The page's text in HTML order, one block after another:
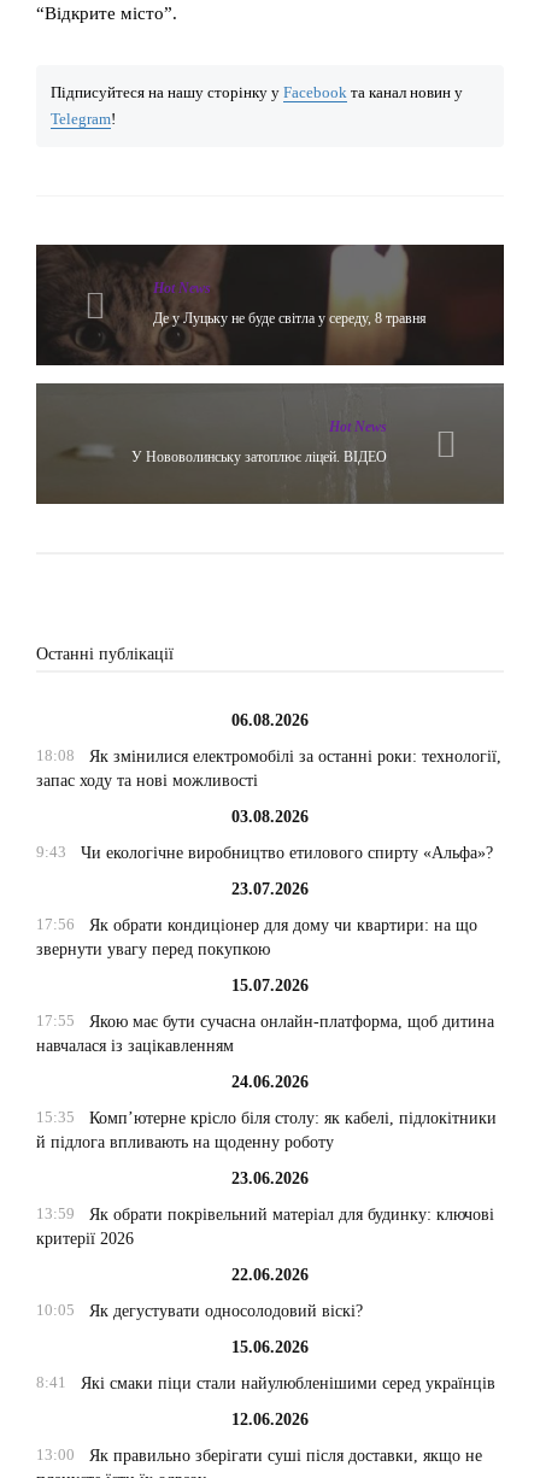
“Відкрите місто”.
Підписуйтеся на нашу сторінку у Facebook та канал новин у
Telegram!
Hot News
Де у Луцьку не буде світла у середу, 8 травня
Hot News
У Нововолинську затоплює ліцей. ВІДЕО
Останні публікації
06.08.2026
18:08
Як змінилися електромобілі за останні роки: технології,
запас ходу та нові можливості
03.08.2026
9:43
Чи екологічне виробництво етилового спирту «Альфа»?
23.07.2026
17:56
Як обрати кондиціонер для дому чи квартири: на що
звернути увагу перед покупкою
15.07.2026
17:55
Якою має бути сучасна онлайн-платформа, щоб дитина
навчалася із зацікавленням
24.06.2026
15:35
Комп’ютерне крісло біля столу: як кабелі, підлокітники
й підлога впливають на щоденну роботу
23.06.2026
13:59
Як обрати покрівельний матеріал для будинку: ключові
критерії 2026
22.06.2026
10:05
Як дегустувати односолодовий віскі?
15.06.2026
8:41
Які смаки піци стали найулюбленішими серед українців
12.06.2026
13:00
Як правильно зберігати суші після доставки, якщо не